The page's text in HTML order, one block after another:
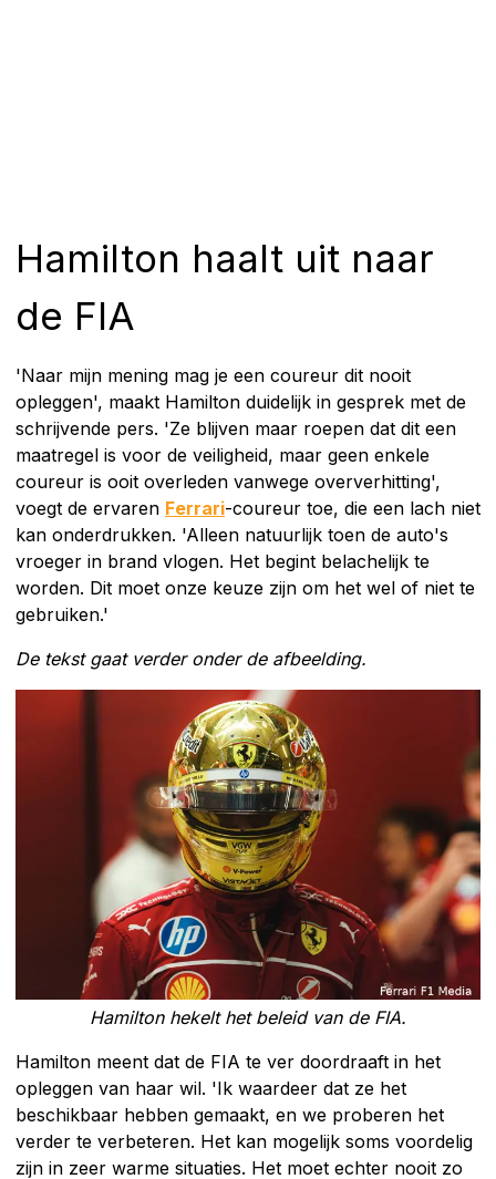
Hamilton haalt uit naar
de FIA
'Naar mijn mening mag je een coureur dit nooit
opleggen', maakt Hamilton duidelijk in gesprek met de
schrijvende pers. 'Ze blijven maar roepen dat dit een
maatregel is voor de veiligheid, maar geen enkele
coureur is ooit overleden vanwege oververhitting',
voegt de ervaren Ferrari-coureur toe, die een lach niet
kan onderdrukken. 'Alleen natuurlijk toen de auto's
vroeger in brand vlogen. Het begint belachelijk te
worden. Dit moet onze keuze zijn om het wel of niet te
gebruiken.'
De tekst gaat verder onder de afbeelding.
Hamilton hekelt het beleid van de FIA.
Hamilton meent dat de FIA te ver doordraaft in het
opleggen van haar wil. 'Ik waardeer dat ze het
beschikbaar hebben gemaakt, en we proberen het
verder te verbeteren. Het kan mogelijk soms voordelig
zijn in zeer warme situaties. Het moet echter nooit zo